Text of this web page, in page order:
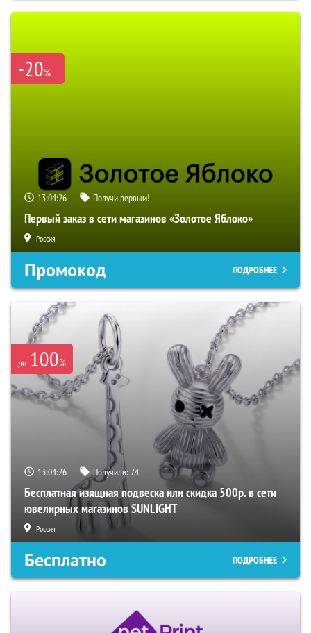
-20%
13:04:25 Получи первым!
Первый заказ в сети магазинов «Золотое Яблоко»
Россия
Промокод ПОДРОБНЕЕ
до 100%
13:04:25 Получили:74
Бесплатная изящная подвеска или скидка 500р. в сети
ювелирных магазинов SUNLIGHT
Россия
Бесплатно ПОДРОБНЕЕ